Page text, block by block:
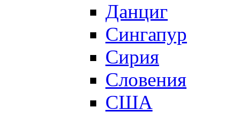
Данциг
Сингапур
Сирия
Словения
США